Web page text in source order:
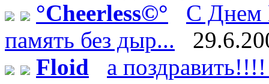
°Cheerless©°
C Днем
память без дыр...
Floid
а